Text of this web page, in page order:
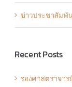
ข่าวประชาสัมพั
Recent Posts
รองศาสตราจา